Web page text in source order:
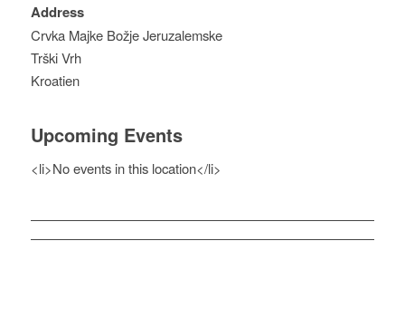
Address
Crvka Majke Božje Jeruzalemske
Trški Vrh
Kroatien
Upcoming Events
<li>No events in this location</li>